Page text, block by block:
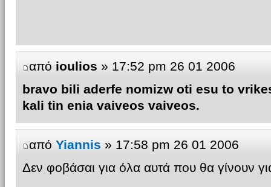
από ioulios » 17:52 pm 26 01 2006
bravo bili aderfe nomizw oti esu to
kali tin enia vaiveos vaiveos.
από Yiannis » 17:58 pm 26 01 2006
Δεν φοβάσαι για όλα αυτά που θα γίνουν